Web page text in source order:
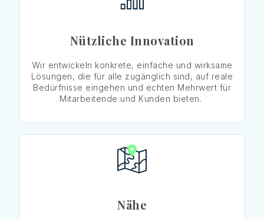
Nützliche Innovation
Wir entwickeln konkrete, einfache und wirksame
Lösungen, die für alle zugänglich sind, auf reale
Bedürfnisse eingehen und echten Mehrwert für
Mitarbeitende und Kunden bieten.
Nähe